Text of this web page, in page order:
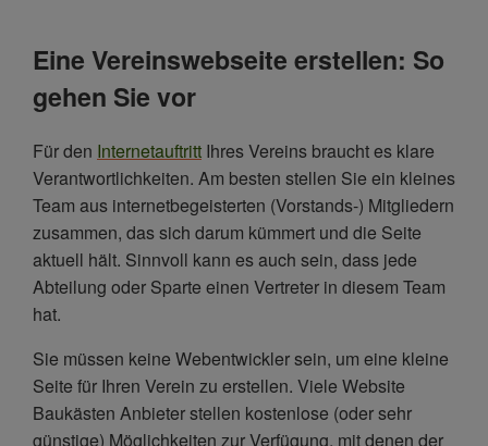
Eine Vereinswebseite erstellen: So
gehen Sie vor
Für den Internetauftritt Ihres Vereins braucht es klare
Verantwortlichkeiten. Am besten stellen Sie ein kleines
Team aus internetbegeisterten (Vorstands-) Mitgliedern
zusammen, das sich darum kümmert und die Seite
aktuell hält. Sinnvoll kann es auch sein, dass jede
Abteilung oder Sparte einen Vertreter in diesem Team
hat.
Sie müssen keine Webentwickler sein, um eine kleine
Seite für Ihren Verein zu erstellen. Viele Website
Baukästen Anbieter stellen kostenlose (oder sehr
günstige) Möglichkeiten zur Verfügung, mit denen der